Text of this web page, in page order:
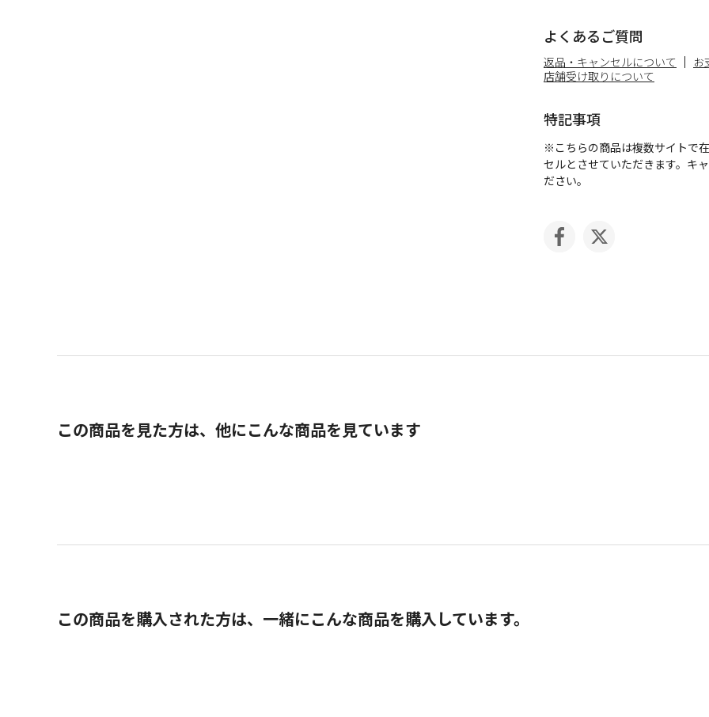
よくあるご質問
返品・キャンセルについて お
店舗受け取りについて
特記事項
※こちらの商品は複数サイトで
セルとさせていただきます。キ
ださい。
この商品を見た方は、他にこんな商品を見ています
この商品を購入された方は、一緒にこんな商品を購入しています。